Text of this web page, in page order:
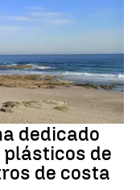
dedicado
de
de costa